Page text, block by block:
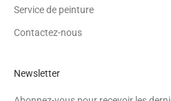
Service de peinture
Contactez-nous
Newsletter